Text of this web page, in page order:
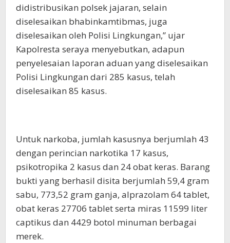
didistribusikan polsek jajaran, selain
diselesaikan bhabinkamtibmas, juga
diselesaikan oleh Polisi Lingkungan,” ujar
Kapolresta seraya menyebutkan, adapun
penyelesaian laporan aduan yang diselesaikan
Polisi Lingkungan dari 285 kasus, telah
diselesaikan 85 kasus.
Untuk narkoba, jumlah kasusnya berjumlah 43
dengan perincian narkotika 17 kasus,
psikotropika 2 kasus dan 24 obat keras. Barang
bukti yang berhasil disita berjumlah 59,4 gram
sabu, 773,52 gram ganja, alprazolam 64 tablet,
obat keras 27706 tablet serta miras 11599 liter
captikus dan 4429 botol minuman berbagai
merek.